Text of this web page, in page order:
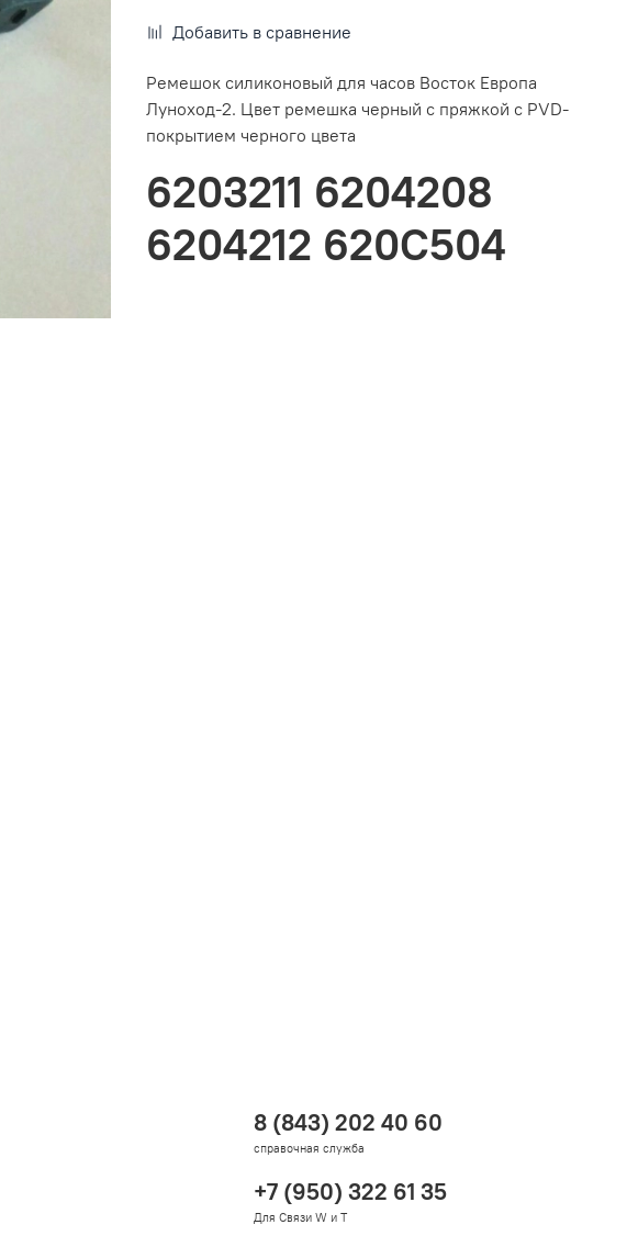
Добавить в сравнение
Ремешок силиконовый для часов Восток Европа
Луноход-2. Цвет ремешка черный с пряжкой с PVD-
покрытием черного цвета
6203211 6204208
6204212 620C504
8 (843) 202 40 60
справочная служба
+7 (950) 322 61 35
Для Связи W и T